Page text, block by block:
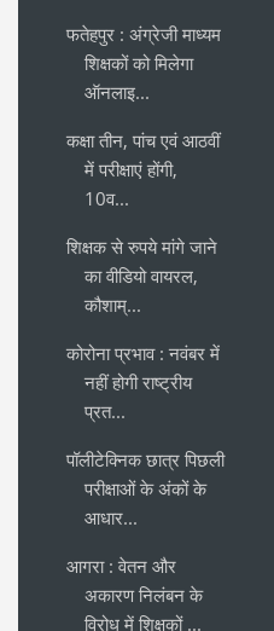
फतेहपुर : अंग्रेजी माध्यम
शिक्षकों को मिलेगा
ऑनलाइ...
कक्षा तीन, पांच एवं आठवीं
में परीक्षाएं होंगी,
10व...
शिक्षक से रुपये मांगे जाने
का वीडियो वायरल,
कौशाम्...
कोरोना प्रभाव : नवंबर में
नहीं होगी राष्ट्रीय
प्रत...
पॉलीटेक्निक छात्र पिछली
परीक्षाओं के अंकों के
आधार...
आगरा : वेतन और
अकारण निलंबन के
विरोध में शिक्षकों ...